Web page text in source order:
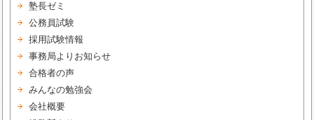
塾長ゼミ
公務員試験
採用試験情報
事務局よりお知らせ
合格者の声
みんなの勉強会
会社概要